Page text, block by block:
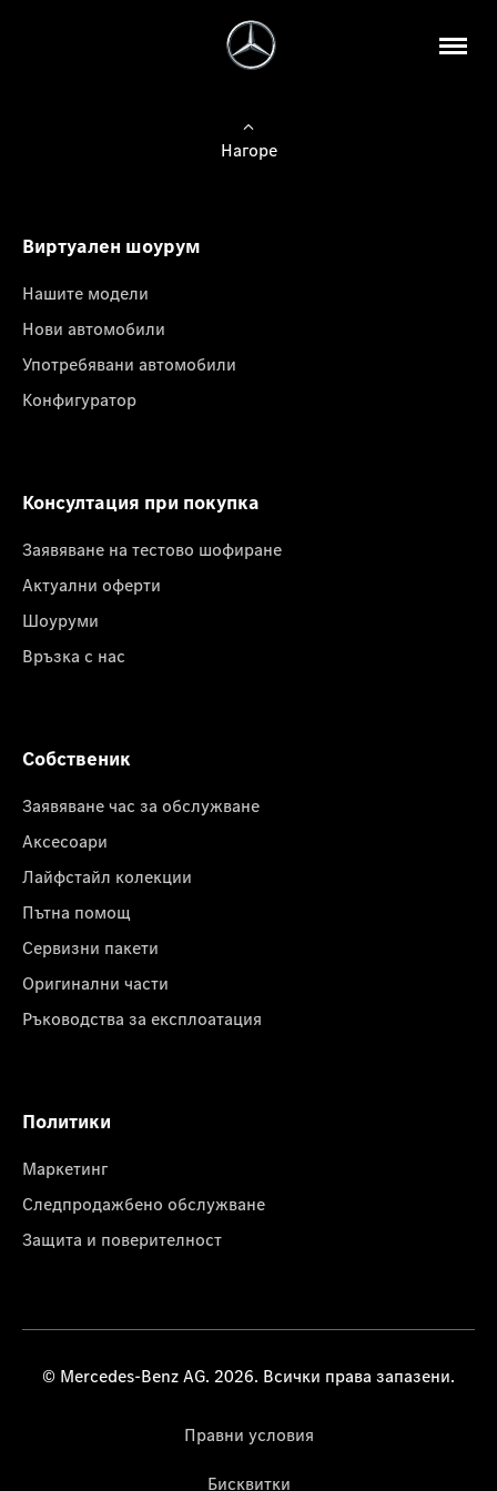
Нагоре
Виртуален шоурум
Нашите модели
Нови автомобили
Употребявани автомобили
Конфигуратор
Консултация при покупка
Заявяване на тестово шофиране
Актуални оферти
Шоуруми
Връзка с нас
Собственик
Заявяване час за обслужване
Аксесоари
Лайфстайл колекции
Пътна помощ
Сервизни пакети
Оригинални части
Ръководства за експлоатация
Политики
Маркетинг
Следпродажбено обслужване
Защита и поверителност
© Mercedes-Benz AG. 2026. Всички права запазени.
Правни условия
Бисквитки